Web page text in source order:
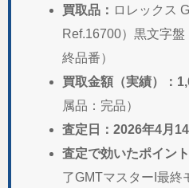
買取品： ロレックス
Ref.16700）黒文字
終品番）
買取金額（実績）：
属品：完品）
査定日：2026年4月14
査定で効いたポイント
了GMTマスターI最終